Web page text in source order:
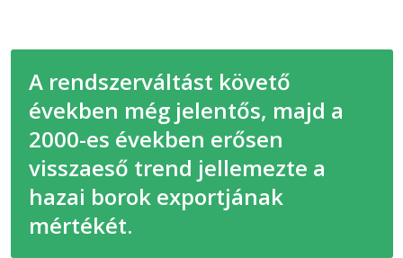
A rendszerváltást követő
években még jelentős, majd a
2000-es években erősen
visszaeső trend jellemezte a
hazai borok exportjának
mértékét.